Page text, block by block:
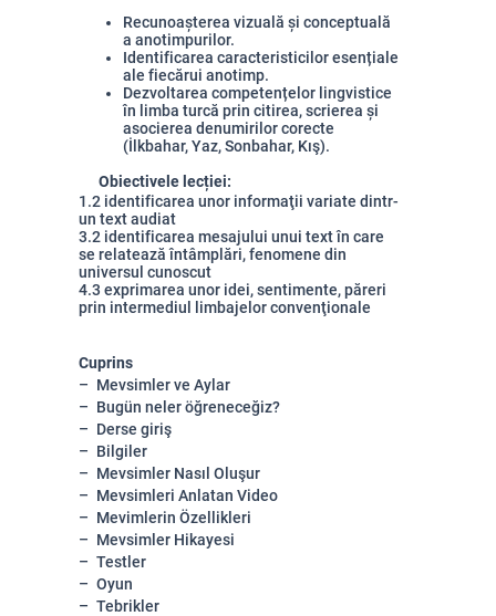
Recunoașterea vizuală și conceptuală
a anotimpurilor.
Identificarea caracteristicilor esențiale
ale fiecărui anotimp.
Dezvoltarea competențelor lingvistice
în limba turcă prin citirea, scrierea și
asocierea denumirilor corecte
(İlkbahar, Yaz, Sonbahar, Kış).
Obiectivele lecției:
1.2 identificarea unor informaţii variate dintr-
un text audiat
3.2 identificarea mesajului unui text în care
se relatează întâmplări, fenomene din
universul cunoscut
4.3 exprimarea unor idei, sentimente, păreri
prin intermediul limbajelor convenţionale
Cuprins
Mevsimler ve Aylar
Bugün neler öğreneceğiz?
Derse giriş
Bilgiler
Mevsimler Nasıl Oluşur
Mevsimleri Anlatan Video
Mevimlerin Özellikleri
Mevsimler Hikayesi
Testler
Oyun
Tebrikler